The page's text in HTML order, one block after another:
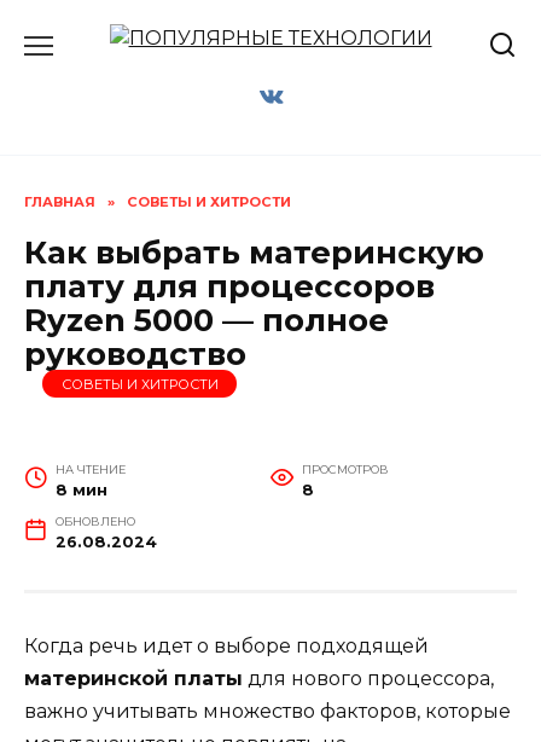
ГЛАВНАЯ » СОВЕТЫ И ХИТРОСТИ
Как выбрать материнскую
плату для процессоров
Ryzen 5000 — полное
руководство
СОВЕТЫ И ХИТРОСТИ
НА ЧТЕНИЕ
8 мин
ПРОСМОТРОВ
8
ОБНОВЛЕНО
26.08.2024
Когда речь идет о выборе подходящей
материнской платы для нового процессора,
важно учитывать множество факторов, которые